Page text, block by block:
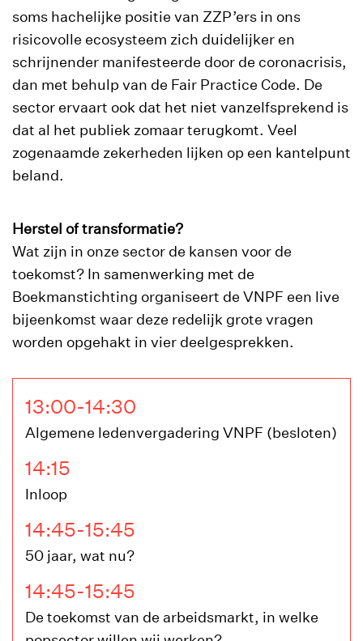
soms hachelijke positie van ZZP’ers in ons
risicovolle ecosysteem zich duidelijker en
schrijnender manifesteerde door de coronacrisis,
dan met behulp van de Fair Practice Code. De
sector ervaart ook dat het niet vanzelfsprekend is
dat al het publiek zomaar terugkomt. Veel
zogenaamde zekerheden lijken op een kantelpunt
beland.
Herstel of transformatie?
Wat zijn in onze sector de kansen voor de
toekomst? In samenwerking met de
Boekmanstichting organiseert de VNPF een live
bijeenkomst waar deze redelijk grote vragen
worden opgehakt in vier deelgesprekken.
13:00-14:30
Algemene ledenvergadering VNPF (besloten)
14:15
Inloop
14:45-15:45
50 jaar, wat nu?
14:45-15:45
De toekomst van de arbeidsmarkt, in welke